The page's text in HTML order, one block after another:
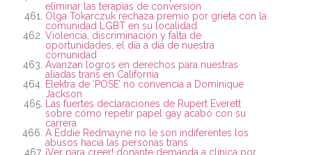
eliminar las terapias de conversión
Olga Tokarczuk rechaza premio por grieta con la
comunidad LGBT en su localidad
Violencia, discriminación y falta de
oportunidades, el día a día de nuestra
comunidad
Avanzan logros en derechos para nuestras
aliadas trans en California
Elektra de ‘POSE’ no convencía a Dominique
Jackson
Las fuertes declaraciones de Rupert Everett
sobre cómo repetir papel gay acabó con su
carrera
A Eddie Redmayne no le son indiferentes los
abusos hacia las personas trans
¡Ver para creer! donante demanda a clínica por